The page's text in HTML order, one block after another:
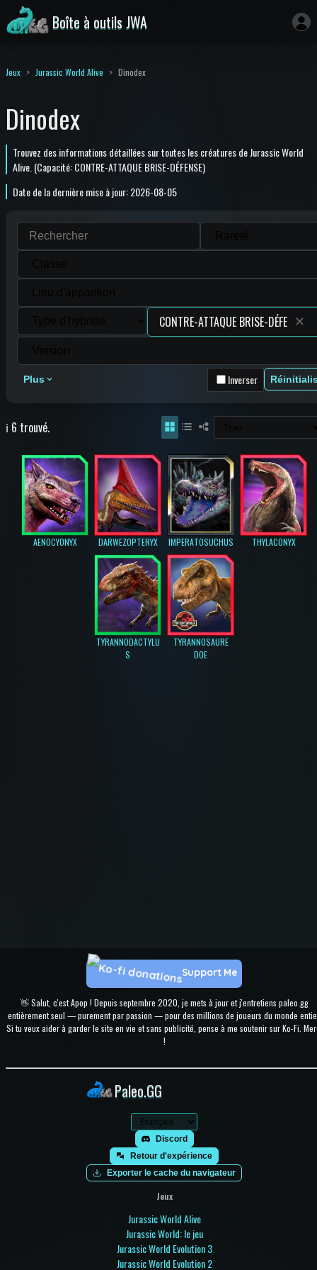
Boîte à outils JWA
Jeux Jurassic World Alive Dinodex
Dinodex
Trouvez des informations détaillées sur toutes les créatures de Jurassic World
Alive. (Capacité: CONTRE-ATTAQUE BRISE-DÉFENSE)
Date de la dernière mise à jour: 2026-08-05
✕
Plus Inverser
ℹ️ 6 trouvé.
AENOCYONYX DARWEZOPTERYX IMPERATOSUCHUS THYLACONYX
TYRANNODACTYLU
S
TYRANNOSAURE
DOE
👋 Salut, c'est Apop ! Depuis septembre 2020, je mets à jour et j'entretiens paleo.gg
entièrement seul — purement par passion — pour des millions de joueurs du monde
Si tu veux aider à garder le site en vie et sans publicité, pense à me soutenir sur Ko-Fi.
!
Support Me
Paleo.GG
Discord
Retour d'expérience
Exporter le cache du navigateur
Jeux
Jurassic World Alive
Jurassic World: le jeu
Jurassic World Evolution 3
Jurassic World Evolution 2